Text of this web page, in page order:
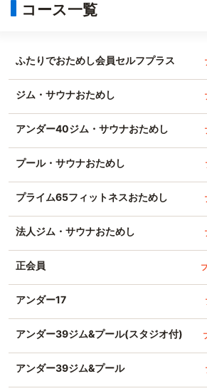
コース一覧
ふたりでおためし会員セルフプラス
ジム・サウナおためし
アンダー40ジム・サウナおためし
プール・サウナおためし
プライム65フィットネスおためし
法人ジム・サウナおためし
正会員
アンダー17
アンダー39ジム&プール(スタジオ付)
アンダー39ジム&プール